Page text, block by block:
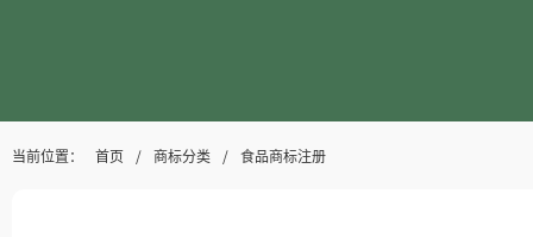
当前位置： 首页 / 商标分类 / 食品商标注册